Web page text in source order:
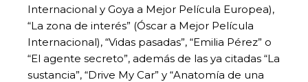
Internacional y Goya a Mejor Película Europea),
“La zona de interés” (Óscar a Mejor Película
Internacional), “Vidas pasadas”, “Emilia Pérez” o
“El agente secreto”, además de las ya citadas “La
sustancia”, “Drive My Car” y “Anatomía de una